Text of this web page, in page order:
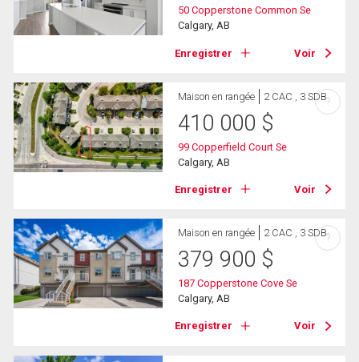
50 Copperstone Common Se
Calgary, AB
Enregistrer Voir
Maison en rangée 2 CAC , 3 SDB
410 000 $
99 Copperfield Court Se
Calgary, AB
Enregistrer Voir
?
Maison en rangée 2 CAC , 3 SDB
379 900 $
187 Copperstone Cove Se
Calgary, AB
Enregistrer Voir
?